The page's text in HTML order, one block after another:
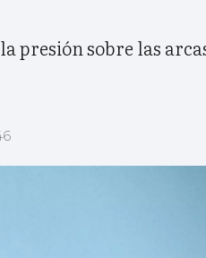
sobre las